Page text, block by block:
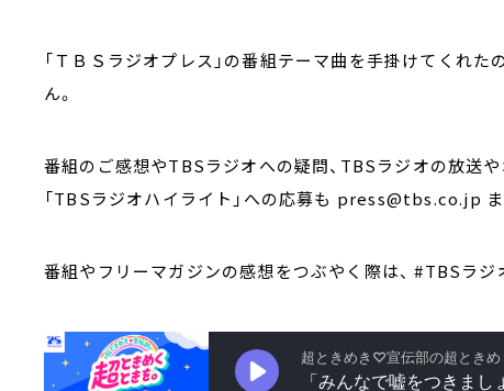
「ＴＢＳラジオプレス」の番組テーマ曲を手掛けてくれた
ん。
番組のご感想やTBSラジオへの疑問、TBSラジオの放送
「TBSラジオハイライト」への応募も press@tbs.co.jp ま
番組やフリーマガジンの感想をつぶやく際は、 #TBSラジ